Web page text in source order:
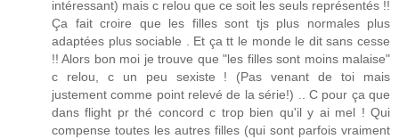
intéressant) mais c relou que ce soit les seuls représentés !!
Ça fait croire que les filles sont tjs plus normales plus
adaptées plus sociable . Et ça tt le monde le dit sans cesse
!! Alors bon moi je trouve que "les filles sont moins malaise"
c relou, c un peu sexiste ! (Pas venant de toi mais
justement comme point relevé de la série!) .. C pour ça que
dans flight pr thé concord c trop bien qu'il y ai mel ! Qui
compense toutes les autres filles (qui sont parfois vraiment